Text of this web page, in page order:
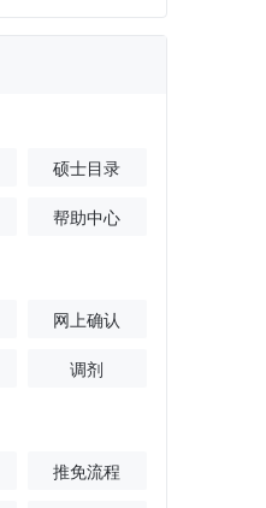
硕士目录
帮助中心
网上确认
调剂
推免流程